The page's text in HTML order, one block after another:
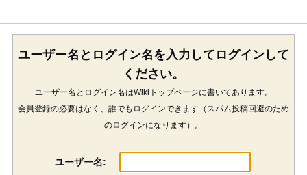
ユーザー名とログイン名を入力してログインして
ください。
ユーザー名とログイン名はWikiトップページに書いてあります。
会員登録の必要はなく、誰でもログインできます（スパム投稿回避のため
のログインになります）。
ユーザー名: